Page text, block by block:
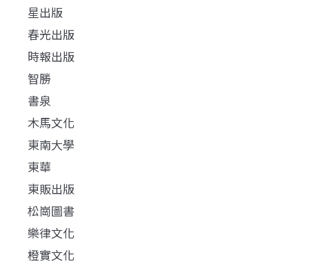
星出版
春光出版
時報出版
智勝
書泉
木馬文化
東南大學
東華
東販出版
松崗圖書
樂律文化
橙實文化